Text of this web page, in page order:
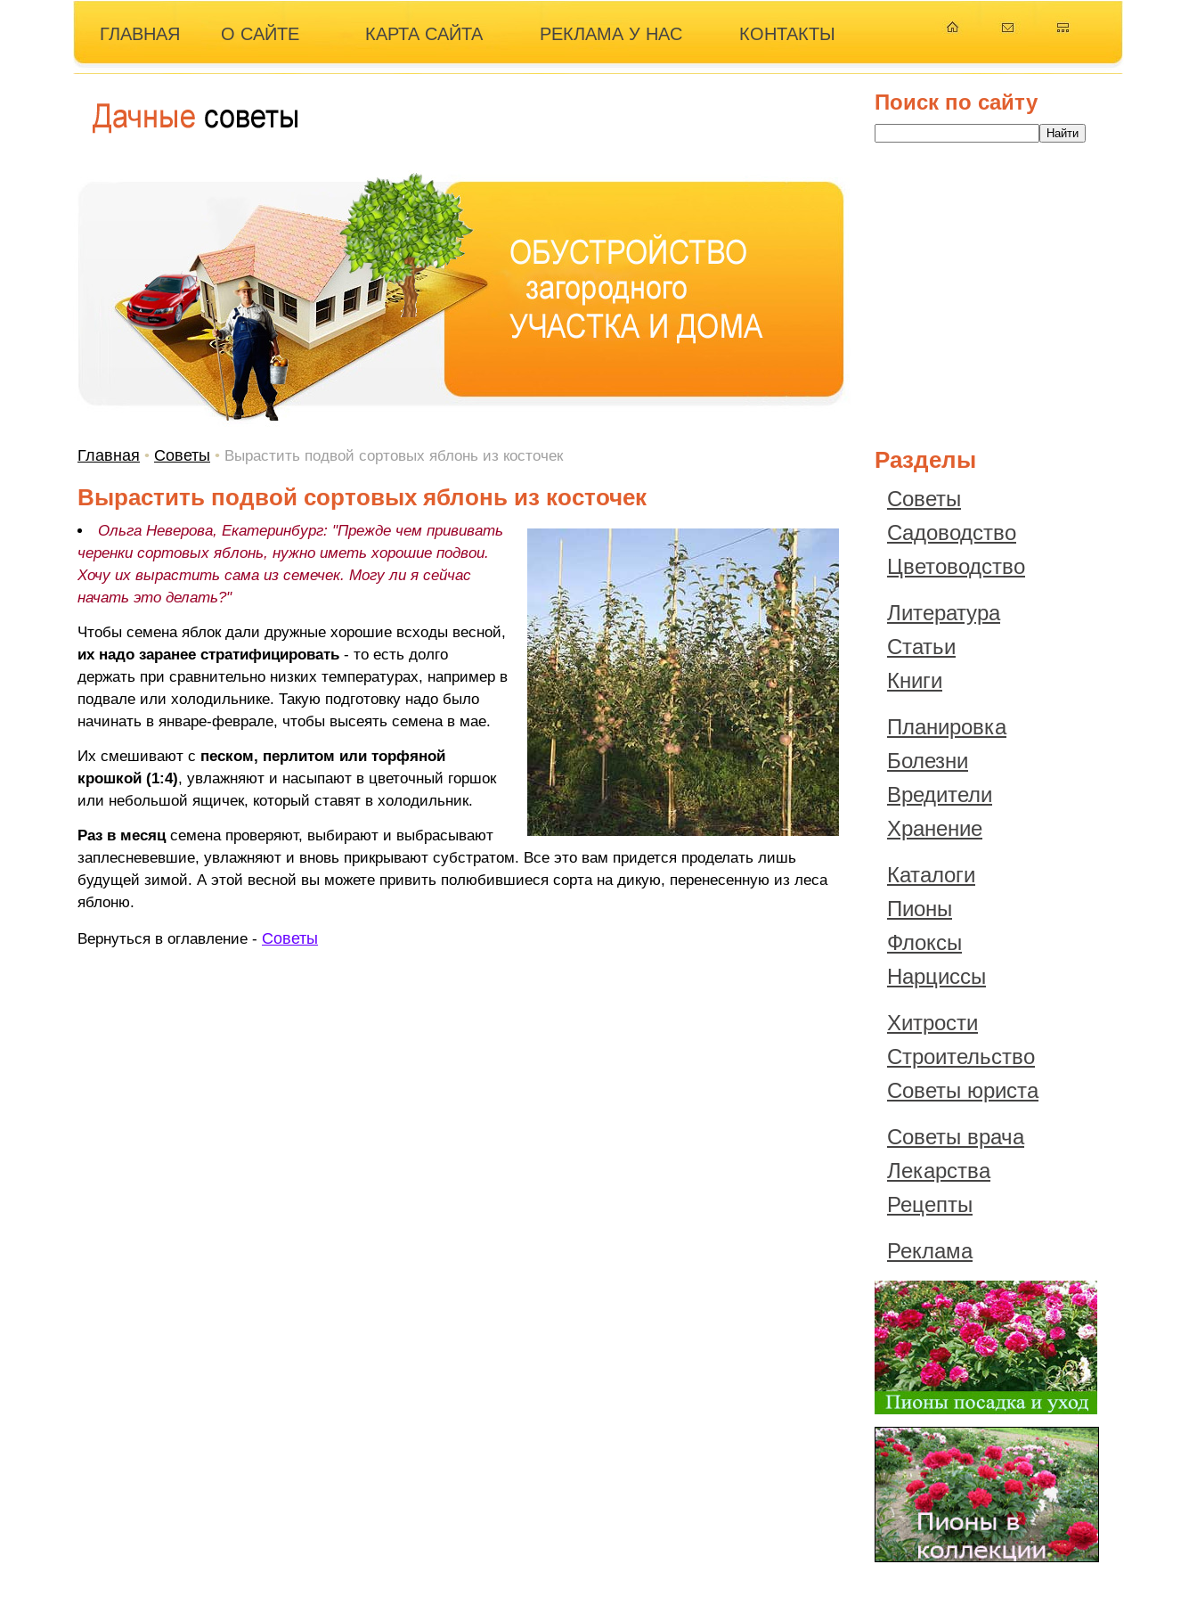
ГЛАВНАЯ О САЙТЕ КАРТА САЙТА РЕКЛАМА У НАС КОНТАКТЫ
Поиск по сайту
Главная • Советы • Вырастить подвой сортовых яблонь из косточек
Вырастить подвой сортовых яблонь из косточек
Ольга Неверова, Екатеринбург: "Прежде чем прививать
черенки сортовых яблонь, нужно иметь хорошие подвои.
Хочу их вырастить сама из семечек. Могу ли я сейчас
начать это делать?"
Чтобы семена яблок дали дружные хорошие всходы весной,
их надо заранее стратифицировать - то есть долго
держать при сравнительно низких температурах, например в
подвале или холодильнике. Такую подготовку надо было
начинать в январе-феврале, чтобы высеять семена в мае.
Их смешивают с песком, перлитом или торфяной
крошкой (1:4), увлажняют и насыпают в цветочный горшок
или небольшой ящичек, который ставят в холодильник.
Раз в месяцсемена проверяют, выбирают и выбрасывают
заплесневевшие, увлажняют и вновь прикрывают субстратом. Все это вам придется проделать лишь
будущей зимой. А этой весной вы можете привить полюбившиеся сорта на дикую, перенесенную из леса
яблоню.
Вернуться в оглавление - Советы
Разделы
Советы
Садоводство
Цветоводство
Литература
Статьи
Книги
Планировка
Болезни
Вредители
Хранение
Каталоги
Пионы
Флоксы
Нарциссы
Хитрости
Строительство
Советы юриста
Советы врача
Лекарства
Рецепты
Реклама